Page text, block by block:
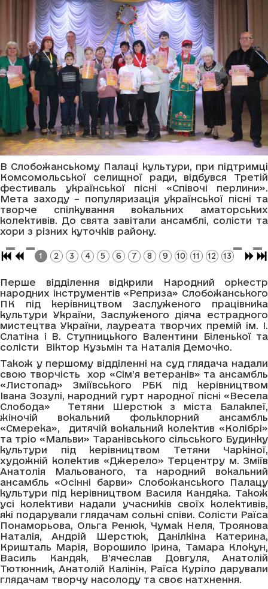
В Слобожанському Палаці культури, при підтримці
Комсомольської селищної ради, відбувся Третій
фестиваль української пісні «Співочі перлини».
Мета заходу – популяризація української пісні та
творче спілкування вокальних аматорських
колективів. До свята завітали ансамблі, солісти та
хори з різних куточків району.
1 2 3 4 5 6 7 8 9 10 11 12 13
Перше відділення відкрили Народний оркестр
народних інструментів «Реприза» Слобожанського
ПК під керівництвом Заслуженого працівника
культури України, Заслуженого діяча естрадного
мистецтва України, лауреата творчих премій ім. І.
Слатіна і В. Ступницького Валентини Біленької та
солісти Віктор Кузьмін та Наталія Демочко.
Також у першому відділенні на суд глядача надали
свою творчість хор «Сім’я ветеранів» та ансамбль
«Листопад» Зміївського РБК під керівництвом
Івана Зозулі, народний гурт народної пісні «Весела
Слобода» Тетяни Шерстюк з міста Балаклеї,
жіночій вокальний фольклорний ансамбль
«Смерека», дитячій вокальний колектив «Колібрі»
та тріо «Мальви» Таранівського сільського Будинку
культури під керівництвом Тетяни Чаркіної,
художній колектив «Джерело» Терцентру м. Зміїв
Анатолія Мальованого, та народний вокальний
ансамбль «Осінні барви» Слобожанського Палацу
культури під керівництвом Василя Кандяка. Також
усі колективи надали учасників своїх колективів,
які подарували глядачам сольні співи. Солісти Раїса
Понаморьова, Ольга Ренюк, Чумак Неля, Троянова
Наталія, Андрій Шерстюк, Данілкіна Катерина,
Кришталь Марія, Ворошило Ірина, Тамара Клокун,
Василь Кандяк, В’ячеслав Довгуля, Анатолій
Тютюнник, Анатолій Калінін, Раїса Куріло дарували
глядачам творчу насолоду та своє натхнення.